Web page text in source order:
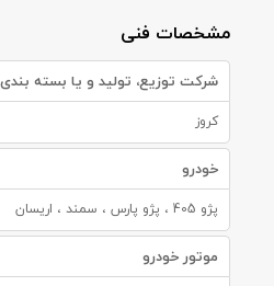
مشخصات فنی
شرکت توزیع، تولید و یا بسته
کروز
خودرو
پژو 405 ، پژو پارس ، سمند ، اریسان
موتور خودرو